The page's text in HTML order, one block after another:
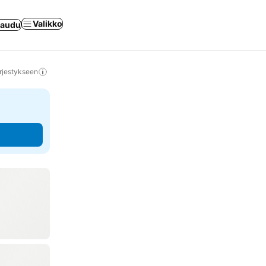
Valikko